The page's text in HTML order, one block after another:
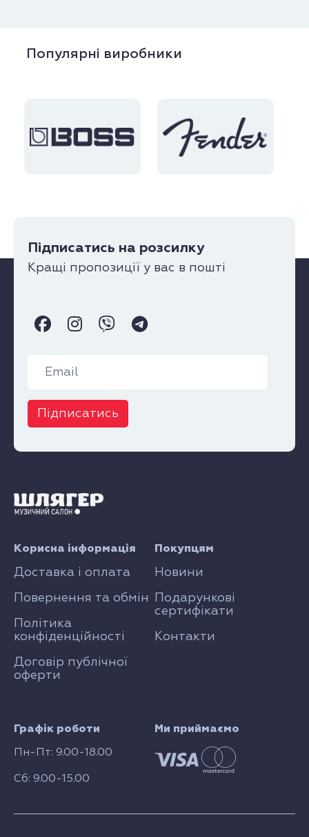
Популярні виробники
Підписатись на розсилку
Кращі пропозиції у вас в пошті
Підписатись
Графік роботи
Пн-Пт: 9.00-18.00
Сб: 9.00-15.00
Покупцям
Новини
Подарункові
сертифікати
Контакти
Корисна інформація
Доставка і оплата
Повернення та обмін
Політика
конфіденційності
Договір публічної
оферти
Ми приймаємо